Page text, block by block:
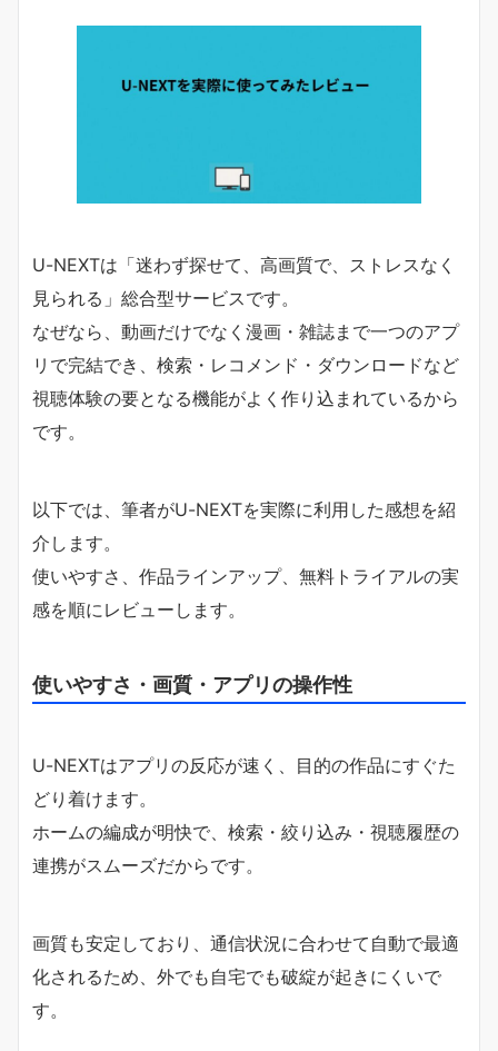
U-NEXTは「迷わず探せて、高画質で、ストレスなく
見られる」総合型サービスです。
なぜなら、動画だけでなく漫画・雑誌まで一つのアプ
リで完結でき、検索・レコメンド・ダウンロードなど
視聴体験の要となる機能がよく作り込まれているから
です。
以下では、筆者がU-NEXTを実際に利用した感想を紹
介します。
使いやすさ、作品ラインアップ、無料トライアルの実
感を順にレビューします。
使いやすさ・画質・アプリの操作性
U-NEXTはアプリの反応が速く、目的の作品にすぐた
どり着けます。
ホームの編成が明快で、検索・絞り込み・視聴履歴の
連携がスムーズだからです。
画質も安定しており、通信状況に合わせて自動で最適
化されるため、外でも自宅でも破綻が起きにくいで
す。